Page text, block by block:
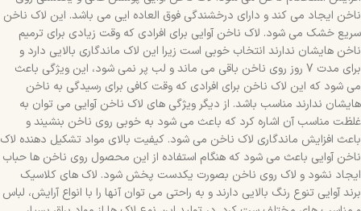
ناخن ایجاد می کند و دارای درخشندگی فوق العاده ایی می باشد. این لاک ناخن
سریع خشک می شود. لاک ناخن آوایی برای افرادی که وقت زیادی برای ترمیم
ناخن هایشان ندارند انتخاب خوبی است زیرا این لاک ماندگاری بالایی دارد و
برای مدت 7 روز روی ناخن باقی می ماند و لب پر نمی شود، این ویژگی باعث
می شود که این لاک ناخن برای افرادی که وقت کافی برای رسیدگی به ناخن
هایشان ندارند مناسب باشد. از دیگر ویژگی های لاک ناخن آوایی می توان به
غلظت مناسب آن اشاره کرد که باعث می شود به خوبی روی ناخن بنشیند و
باعث افزایش ماندگاری لاک ناخن می شود. کیفیت بالای مواد تشکیل دهنده لاک
ناخن آوایی باعث می شود که هنگام استفاده از این محصول روی ناخن ها حباب
ایجاد نشود و لاک روی ناخن بصورت یکدست پخش شود. لاک های کلاسیک
برند آوایی تنوع رنگ بالایی دارند و به راحتی می توان آنها را با انواع آرایش، لباس